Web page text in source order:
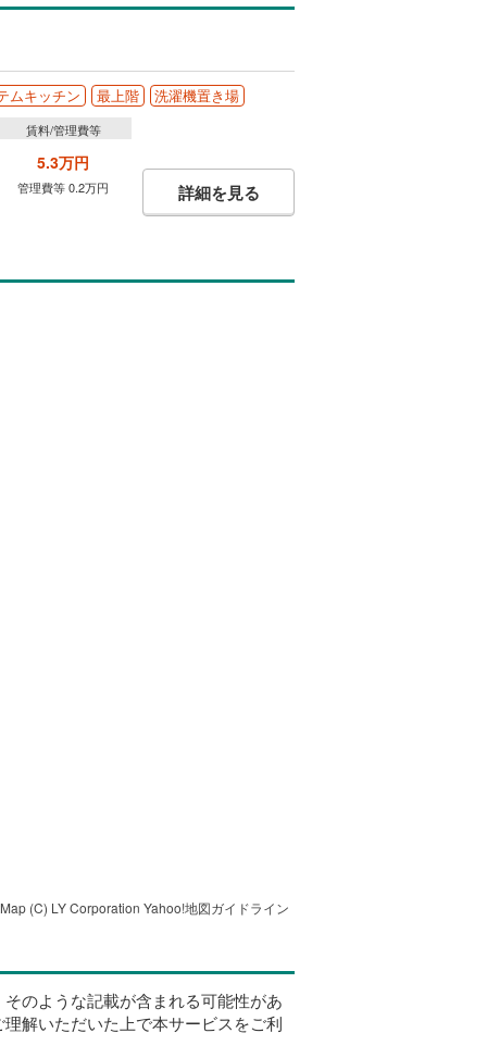
ムキッチン 最上階 洗濯機置き場
賃料/管理費等
5.3万円
管理費等 0.2万円 詳細を見る
(C) LY Corporation Yahoo!地図ガイドライン
のような記載が含まれる可能性があ
解いただいた上で本サービスをご利